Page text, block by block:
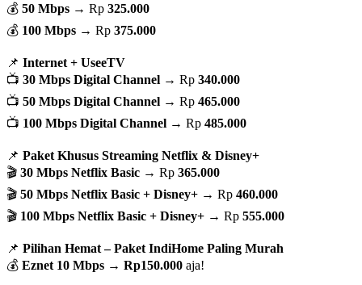
💰 50 Mbps → Rp 325.000
💰 100 Mbps → Rp 375.000
📌 Internet + UseeTV
📺 30 Mbps Digital Channel → Rp 340.000
📺 50 Mbps Digital Channel → Rp 465.000
📺 100 Mbps Digital Channel → Rp 485.000
📌 Paket Khusus Streaming Netflix & Disney+
🎬 30 Mbps Netflix Basic → Rp 365.000
🎬 50 Mbps Netflix Basic + Disney+ → Rp 460.000
🎬 100 Mbps Netflix Basic + Disney+ → Rp 555.000
📌 Pilihan Hemat – Paket IndiHome Paling Murah
💰 Eznet 10 Mbps → Rp150.000 aja!